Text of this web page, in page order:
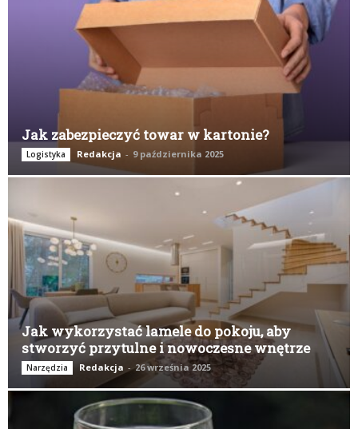
Jak zabezpieczyć towar w kartonie?
Logistyka Redakcja - 9 października 2025
Jak wykorzystać lamele do pokoju, aby
stworzyć przytulne i nowoczesne wnętrze
Narzędzia Redakcja - 26 września 2025